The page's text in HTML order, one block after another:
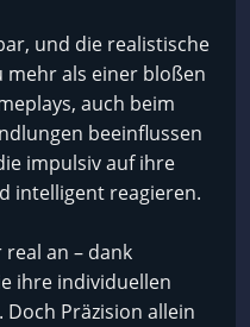
und die realistische
mehr als einer bloßen
auch beim
beeinflussen
impulsiv auf ihre
intelligent reagieren.
an – dank
ihre individuellen
Präzision allein